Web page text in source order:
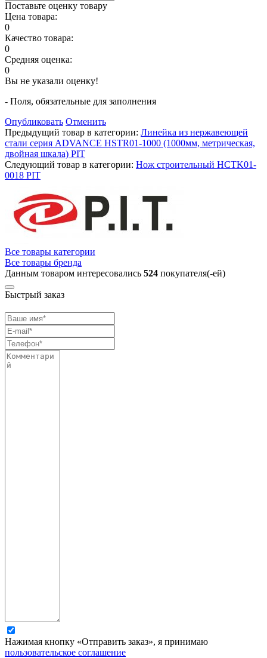
Поставьте оценку товару
Цена товара:
0
Качество товара:
0
Средняя оценка:
0
Вы не указали оценку!
- Поля, обязательные для заполнения
Опубликовать Отменить
Предыдущий товар в категории: Линейка из нержавеющей
стали cерия ADVANCE HSTR01-1000 (1000мм, метрическая,
двойная шкала) PIT
Следующий товар в категории: Нож строительный HCTK01-
0018 PIT
Все товары категории
Все товары бренда
Данным товаром интересовались 524 покупателя(-ей)
Быстрый заказ
Нажимая кнопку «Отправить заказ», я принимаю
пользовательское соглашение